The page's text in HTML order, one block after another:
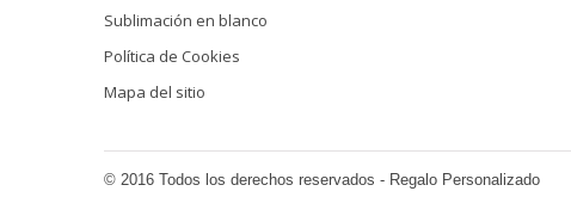
Sublimación en blanco
Política de Cookies
Mapa del sitio
© 2016 Todos los derechos reservados - Regalo Personalizado